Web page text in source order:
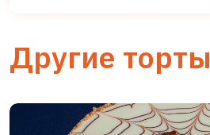
Другие торты